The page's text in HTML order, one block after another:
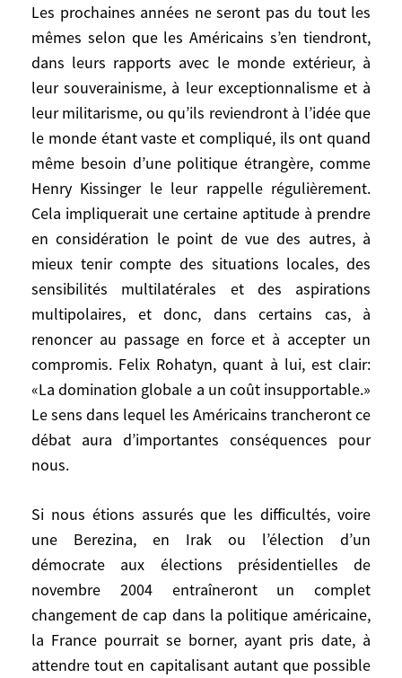
Les prochaines années ne seront pas du tout les
mêmes selon que les Américains s’en tiendront,
dans leurs rapports avec le monde extérieur, à
leur souverainisme, à leur exceptionnalisme et à
leur militarisme, ou qu’ils reviendront à l’idée que
le monde étant vaste et compliqué, ils ont quand
même besoin d’une politique étrangère, comme
Henry Kissinger le leur rappelle régulièrement.
Cela impliquerait une certaine aptitude à prendre
en considération le point de vue des autres, à
mieux tenir compte des situations locales, des
sensibilités multilatérales et des aspirations
multipolaires, et donc, dans certains cas, à
renoncer au passage en force et à accepter un
compromis. Felix Rohatyn, quant à lui, est clair:
«La domination globale a un coût insupportable.»
Le sens dans lequel les Américains trancheront ce
débat aura d’importantes conséquences pour
nous.
Si nous étions assurés que les difficultés, voire
une Berezina, en Irak ou l’élection d’un
démocrate aux élections présidentielles de
novembre 2004 entraîneront un complet
changement de cap dans la politique américaine,
la France pourrait se borner, ayant pris date, à
attendre tout en capitalisant autant que possible
conduire à l’éclatement, inacceptable par
la Turquie en raison de la question kurde.
Il y a bel et bien un casse-tête irakien. Mais
rien n’est joué.
admettre que même une hyperpuissance
peut avoir besoin de plus petits que soi
dépend beaucoup de ce qui va se passer
en Mésopotamie. Mais chercher des
supplétifs ou des renforts pour l’Irak,
accepter de redonner un rôle aux Nations
unies, via une résolution consensuelle au
Conseil de Sécurité pour obtenir une
légitimité rétroactive et encadrer l’avenir
de l’Irak – ce qui d’ailleurs ne réglerait pas
par miracle la question politique irakienne
-, ne signifie pas jouer sincèrement le jeu
multilatéral dans les rapports avec «the
comporte d’aléas… Les prochaines années
ne seront pas du tout les mêmes selon
que les Américains s’en tiendront, dans
leurs rapports avec le monde extérieur, à
leur souverainisme, à leur
exceptionnalisme et à leur militarisme, ou
qu’ils reviendront à l’idée que le monde
étant vaste et compliqué, ils ont quand